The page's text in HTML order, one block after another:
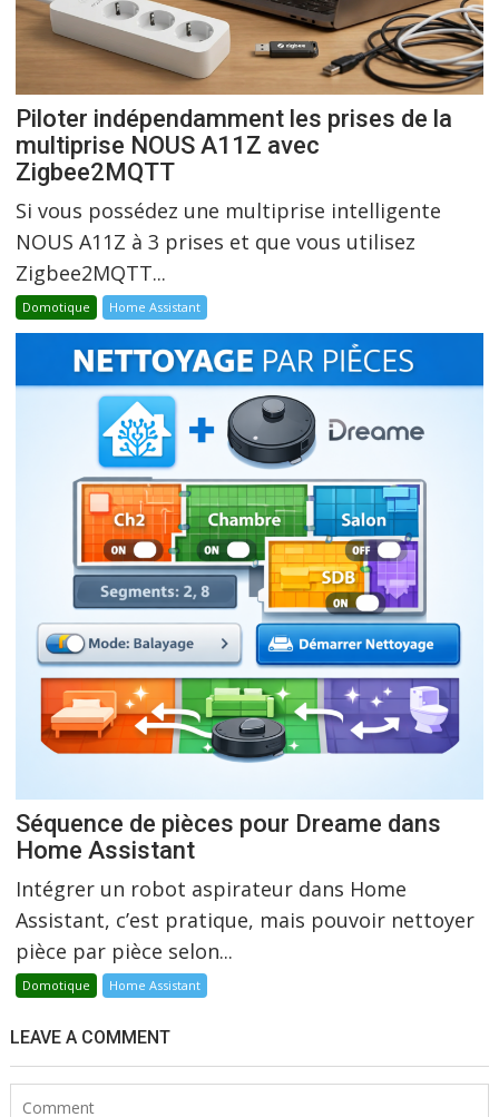
Piloter indépendamment les prises de la
multiprise NOUS A11Z avec
Zigbee2MQTT
Si vous possédez une multiprise intelligente
NOUS A11Z à 3 prises et que vous utilisez
Zigbee2MQTT...
Domotique Home Assistant
Séquence de pièces pour Dreame dans
Home Assistant
Intégrer un robot aspirateur dans Home
Assistant, c’est pratique, mais pouvoir nettoyer
pièce par pièce selon...
Domotique Home Assistant
LEAVE A COMMENT